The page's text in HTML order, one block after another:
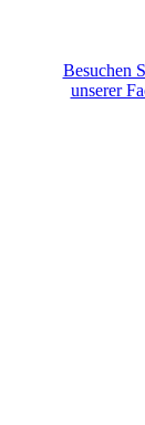
Besuchen
unserer